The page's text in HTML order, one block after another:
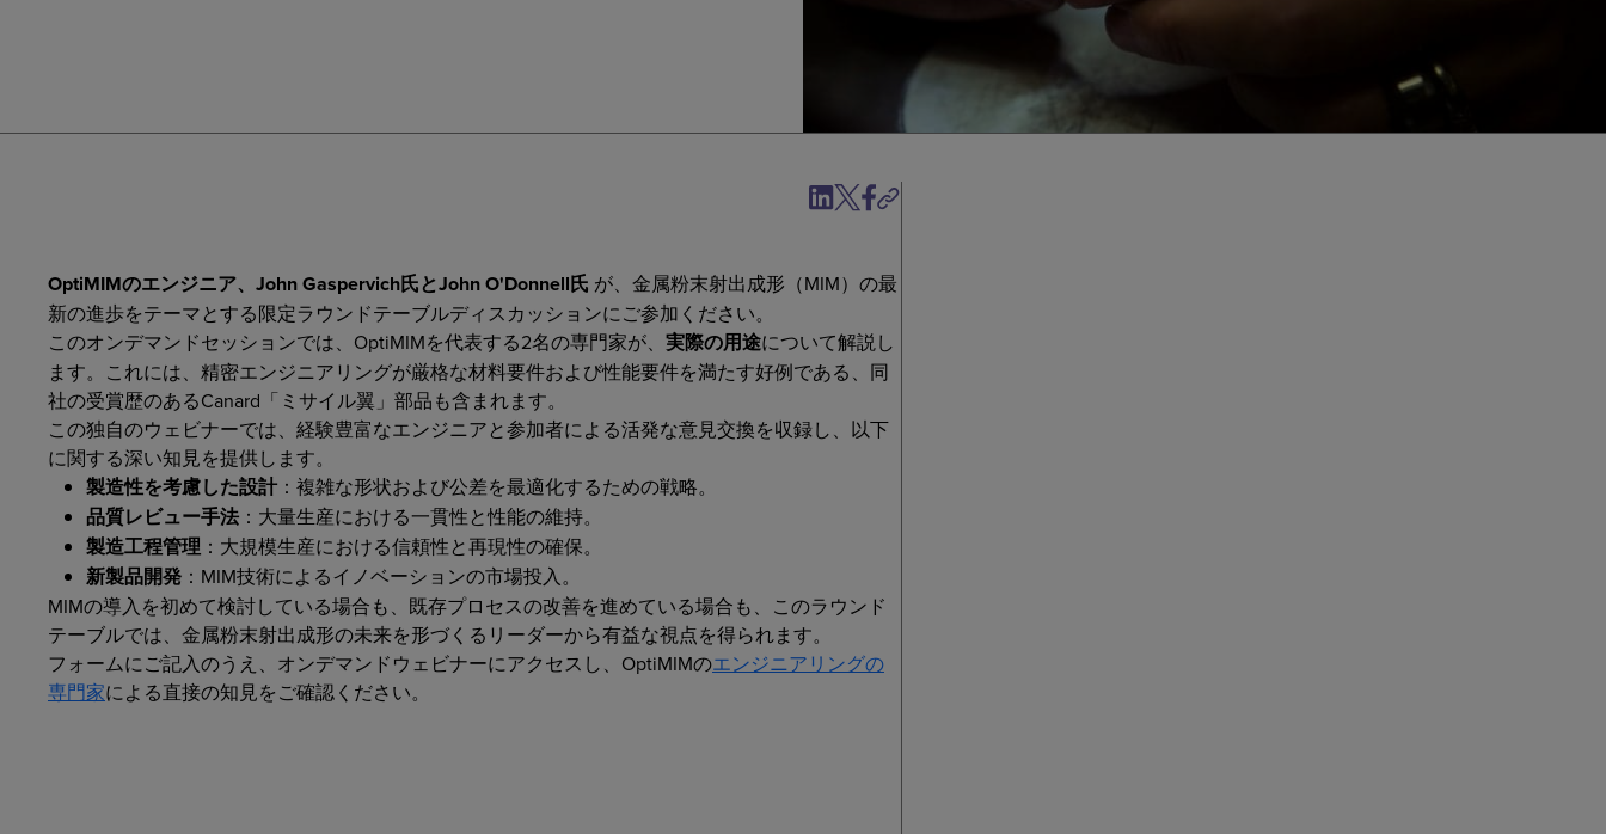
OptiMIMのエンジニア、John Gaspervich氏とJohn O'Donnell氏 が、金属粉末射出成形（MIM）の最
新の進歩をテーマとする限定ラウンドテーブルディスカッションにご参加ください。
このオンデマンドセッションでは、OptiMIMを代表する2名の専門家が、 実際の用途について解説し
ます。これには、精密エンジニアリングが厳格な材料要件および性能要件を満たす好例である、同
社の受賞歴のあるCanard「ミサイル翼」部品も含まれます。
この独自のウェビナーでは、経験豊富なエンジニアと参加者による活発な意見交換を収録し、以下
に関する深い知見を提供します。
製造性を考慮した設計 ：複雑な形状および公差を最適化するための戦略。
品質レビュー手法 ：大量生産における一貫性と性能の維持。
製造工程管理 ：大規模生産における信頼性と再現性の確保。
新製品開発 ：MIM技術によるイノベーションの市場投入。
MIMの導入を初めて検討している場合も、既存プロセスの改善を進めている場合も、このラウンド
テーブルでは、金属粉末射出成形の未来を形づくるリーダーから有益な視点を得られます。
フォームにご記入のうえ、オンデマンドウェビナーにアクセスし、OptiMIMのエンジニアリングの
専門家による直接の知見をご確認ください。